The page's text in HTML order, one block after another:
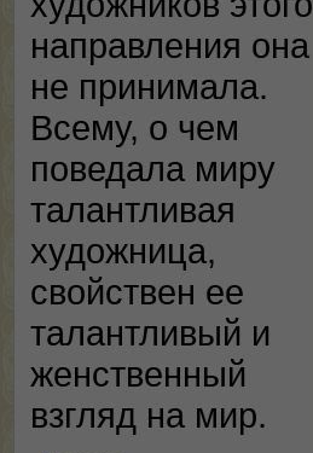
направления она
не принимала.
Всему, о чем
поведала миру
талантливая
художница,
свойствен ее
талантливый и
женственный
взгляд на мир.